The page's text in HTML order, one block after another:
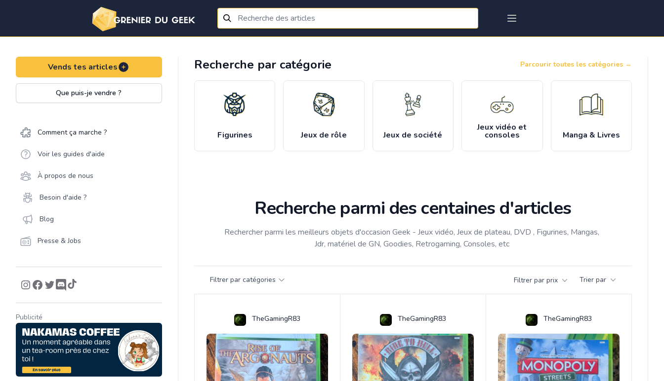
Vends tes articles
Que puis-je vendre ?
Comment ça marche ?
Voir les guides d'aide
À propos de nous
Besoin d'aide ?
Blog
Presse & Jobs
Publicité
Recherche par catégorie Parcourir toutes les catégories →
Figurines Jeux de rôle Jeux de société
Jeux vidéo et
consoles Manga & Livres
Recherche parmi des centaines d'articles
Rechercher parmi les meilleurs objets d'occasion Geek - Jeux vidéo, Jeux de plateau, DVD , Figurines, Mangas,
Jdr, matériel de GN, Goodies, Retrogaming, Consoles, etc
Filtrer par catégories Filtrer par prix Trier par
TheGamingR83 TheGamingR83 TheGamingR83